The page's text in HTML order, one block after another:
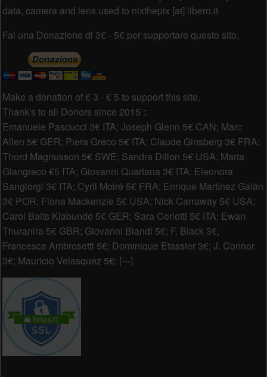
data, camera and lens used to nixthepix [at] libero.it
Fai una Donazione di 3€ - 5€ per supportare questo sito.
Make a donation of € 3 - € 5 to support this site.
Thank's to all Donors since 2015 ::
Emanuele Pascucci 3€ ITA; Joseph Glenn 5€ CAN; Marc
Allen 5€ GER; Piera Greco 5€ ITA; Claude Ginsberg 3€ FRA;
Thord Magnusson 5€ SWE; Sandra Dillon 5€ USA; Marta
Giangreco €5 ITA; Giovanni Quartana 3€ ITA; Eleonora
Sangiorgi 3€ ITA; Cyril Moiré 5€ FRA; Enrique Martínez Galán
3€ POR; Fiona Mackenzie 5€ USA; Nick Carraway 5€ USA;
Carol Balts Klabunde 5€ GER; Sara Cerletti 5€ ITA; Ewan
Thuranira 5€ GBR; Giovanni Blandi 5€; F. Black 3€,
Francesca Ambrosetti 5€; Dominique Etassier 3€; J. Connor
3€; Mauricio Velasquez 5€; [---]
.